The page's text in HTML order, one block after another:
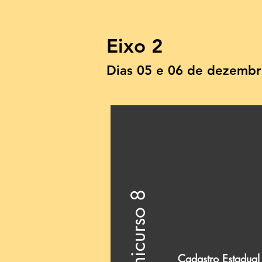
Eixo 2
Dias 05 e 06 de
Minicurso 8 Cadastro Estadual